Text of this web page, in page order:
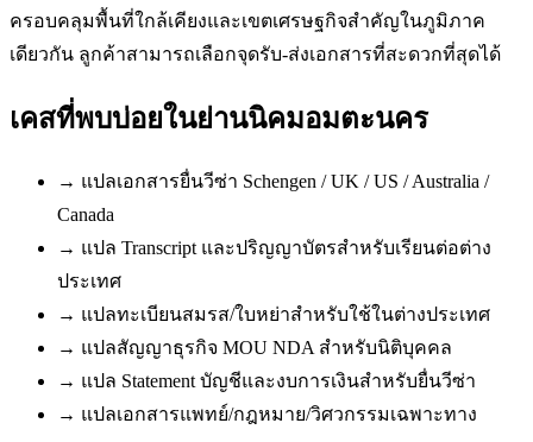
ครอบคลุมพื้นที่ใกล้เคียงและเขตเศรษฐกิจสำคัญในภูมิภาค
เดียวกัน ลูกค้าสามารถเลือกจุดรับ-ส่งเอกสารที่สะดวกที่สุดได้
เคสที่พบบ่อยในย่านนิคมอมตะนคร
→ แปลเอกสารยื่นวีซ่า Schengen / UK / US / Australia /
Canada
→ แปล Transcript และปริญญาบัตรสำหรับเรียนต่อต่าง
ประเทศ
→ แปลทะเบียนสมรส/ใบหย่าสำหรับใช้ในต่างประเทศ
→ แปลสัญญาธุรกิจ MOU NDA สำหรับนิติบุคคล
→ แปล Statement บัญชีและงบการเงินสำหรับยื่นวีซ่า
→ แปลเอกสารแพทย์/กฎหมาย/วิศวกรรมเฉพาะทาง